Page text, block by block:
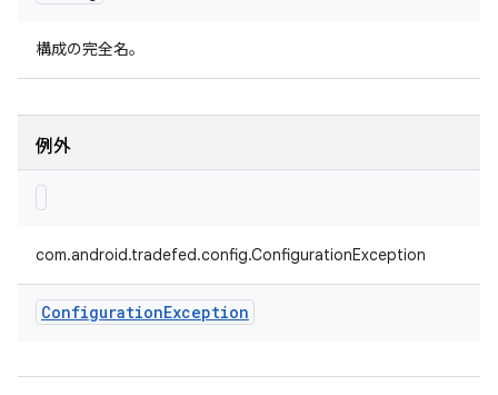
構成の完全名。
例外
com.android.tradefed.config.ConfigurationException
ConfigurationException